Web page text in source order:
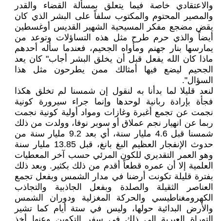
والاعتقادي خاصة فيما يتعلق بمسألة القضاء والقدر
والمصير المحتوم والمكتوب سلفاً على البشر الذي كان
يقض مضجع مفكر المسيحية الشهير القديس أوغسطين
أيضاً والذي حرم طرح مثل هذه التساؤلات وتوعد من
يمارسها بنار جهنم ومأواه الجحيم، فعندما سأله أحدهم
ماذا كان الله يفعل قبل أن يخلق البشر أجاب" كان يعد
الجحيم ليضع فيها أمثالك ممن يطرحون مثل هذا
السؤال".
لنعد قليلا لما بدأنا به لنقول إن شمسنا لم تخلق هكذا
فجأة بإرادة ربانية لوحدها وإنما جراء سيرورة كونية
نجمت عن تجمع أغبرة وغازات ومواد أولية كونية نجمت
ربما عن انهيار نجم عملاق أو سوبر نوفا، وولدت من ذلك
شمسنا قبل 4.6 مليار سنة، أي بعد 9.2 مليار سنة من
حدوث الإنفجار العظيم البغ بانغ، قبل 13.85 مليار سنة
وهو العمر التقديري للكون المرئي حسب آخر المعطيات
العلمية إلا أن عمره قطعاً أقدم من ذلك بكثير. وبعد ذلك
بفترة قليلة تكونت أرضنا في مدار الشمس وبفعل تجمع
العناصر الثقيلة والصلدة وبفعل الجاذبية والتجاذب
الكهرومغناطيسي والحركة المغزلية ودوران الشمس
والأرض البدائية حولها، وليس في ستة أيام كما تشير